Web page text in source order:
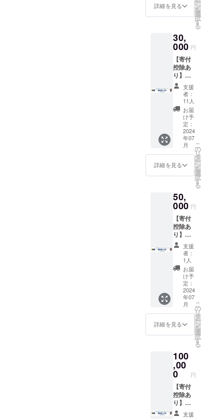
せん。
※寄付金
は日付
はJFA
へ入金
がある
2024年
6月の日
付とな
りま
す。発
送時期
は2024
年7月を
予定し
ていま
す。
いて、
公序良
ものや
広告目
的の掲
載はで
きませ
ん。ま
た、他
者に不
快を与
えると
判断さ
れうる
内容に
ついて
せん。
※寄付金
は日付
はJFA
へ入金
がある
2024年
6月の日
付とな
りま
す。発
送時期
は2024
年7月を
予定し
ていま
す。
サッ
カー
インの
一例で
す。 ※
特設
ページ
に名前
の掲載
を希望
する方
は備考
欄に名
前を入
力して
くださ
い。 ※
載につ
いて、
反する
ものや
広告目
的の掲
載はで
きませ
ん。ま
た、他
者に不
快を与
えると
判断さ
れうる
内容に
できま
せん。
領収書
は日付
はJFA
へ入金
がある
2024年
6月の日
付とな
りま
載につ
反する
ものや
的の掲
載はで
きませ
ん。ま
た、他
者に不
快を与
えると
判断さ
れうる
内容に
ついて
できま
せん。
※寄付金
は日付
はJFA
へ入金
がある
2024年
6月の日
付とな
りま
す。発
送時期
は2024
年7月を
予定し
ていま
す。
み） ※
る方は
備考欄
に名前
を入力
してく
ださ
い。文
字の
み。掲
載期間
は2024
年7月か
ら1年以
上で
す。 ※
名前掲
載につ
反する
ものや
的の掲
載はで
きませ
ん。ま
た、他
者に不
快を与
えると
判断さ
れうる
内容に
ついて
できま
せん。
※寄付金
は日付
はJFA
へ入金
2024年
6月の日
付とな
りま
名前掲
載 ＜詳
細＞ ・
らの御
礼を
メール
にてお
送りい
たしま
す。 ・
JFA.jp
の支援
者一覧
にお名
前を掲
載いた
しま
す。
（ご希
望者の
希望す
る方は
備考欄
に名前
を入力
してく
ださ
い。文
字の
み。掲
載期間
は2024
年7月か
ら1年以
上で
す。 ※
名前掲
俗に違
反する
ものや
広告目
的の掲
載はで
きませ
ん。ま
詳細を見る ン
を
選
択
す
る
30,
000 円
【寄付
控除あ
り】純
粋支援
30,000
容> ・
寄付金
領収書
・御礼
状 ・
JFA.jp
へのお
名前掲
載 ＜詳
細＞ ・
らの御
礼を
メール
にてお
送りい
たしま
す。 ・
JFA.jp
の支援
者一覧
にお名
前を掲
載いた
しま
す。
（ご希
望者の
希望す
る方は
備考欄
に名前
を入力
してく
ださ
い。文
支援
者：
11人
お届
け予
定：
2024
年07
月
詳細を見る
こ
の
リ
タ
ー
ン
を
選
択
す
る
50,
000 円
【寄付
控除あ
り】純
粋支援
50,000
容> ・
寄付金
領収書
・御礼
状 ・
JFA.jp
へのお
名前掲
載 ＜詳
細＞ ・
らの御
礼を
メール
にてお
送りい
たしま
す。 ・
JFA.jp
支援
者：
1人
お届
け予
定：
2024
年07
月
詳細を見る
こ
の
リ
タ
ー
ン
を
選
択
す
る
100
,00
0 円
【寄付
控除あ
り】純
粋支援
支援